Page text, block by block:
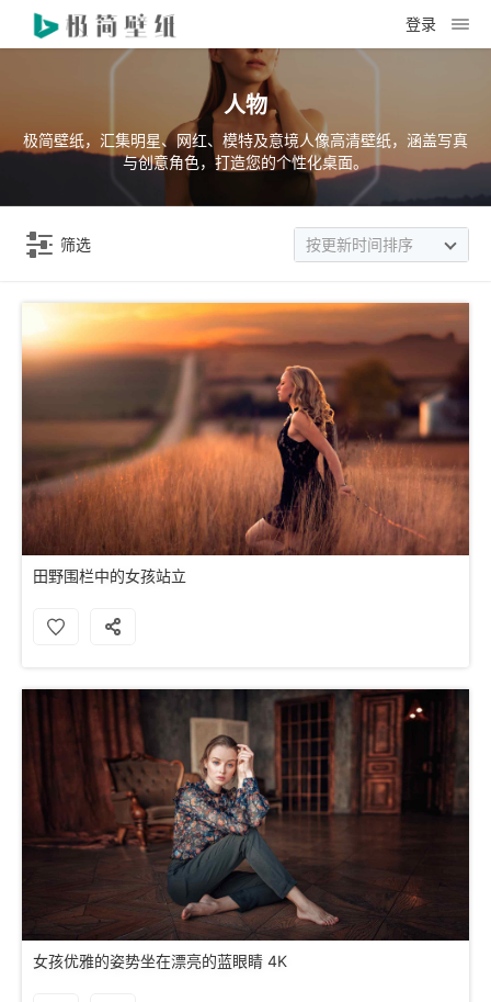
登录
人物
极简壁纸，汇集明星、网红、模特及意境人像高清壁纸，涵盖写真
与创意角色，打造您的个性化桌面。
筛选 按更新时间排序
田野围栏中的女孩站立
女孩优雅的姿势坐在漂亮的蓝眼睛 4K